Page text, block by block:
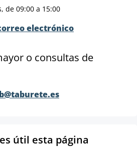
de 09:00 a 15:00
electrónico
o consultas de
útil esta página